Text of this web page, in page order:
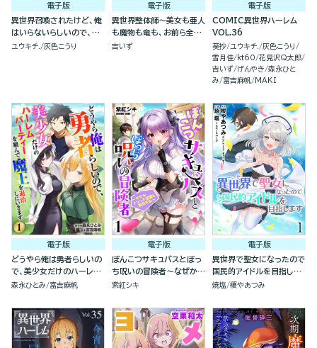
電子版
異世界召喚されたけど、俺
はいらないらしいので、美
少女ちゃんたち引き連れ
ユウキチ. 灰色こうり
電子版
異世界整体師～美女も亜人
も魔物も竜も、お前ら全員
揉みほぐす！！～(分冊
吉いず
電子版
COMIC異世界ハーレム
VOL.36
葵抄 ユウキチ.
灰色こうり
雪月佳
kt60 花見沢Q太郎
吉いず げんやき 森永ひと
み
富吉麻帆 MAKI
電子版
どうやら俺は勇者らしいの
で、美少女だけのハーレム
パーティを組んで魔王を退
森永ひとみ 富吉麻帆
電子版
ぽんこつサキュバスとぼっ
ち呪いの冒険者～なぜかド
ジっ子淫魔と無双する！～
紫紅シキ
電子版
異世界で聖女になったので
国民的アイドルを目指しま
す(分冊版）
焼塩 榎やあつみ